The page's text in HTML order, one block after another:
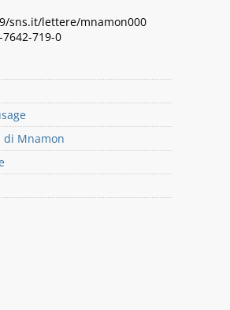
sns.it/lettere/mnamon000
7642-719-0
Mnamon